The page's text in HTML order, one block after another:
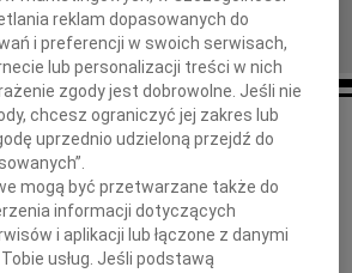
Panu
Piotrowi Pali
reklam dopasowanych do
i preferencji w swoich serwisach,
lub personalizacji treści w nich
zgody jest dobrowolne. Jeśli nie
chcesz ograniczyć jej zakres lub
uprzednio udzieloną przejdź do
mogą być przetwarzane także do
informacji dotyczących
i aplikacji lub łączone z danymi
usług. Jeśli podstawą